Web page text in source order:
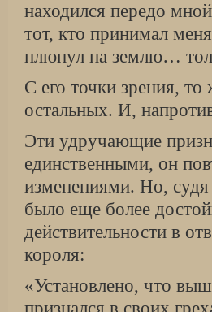
находился передо
тот, кто принимал
плюнул на землю…
С его точки зрения, то
остальных. И,
Эти удручающие
единственными, он
изменениями. Но, судя
было еще более
действительности в
короля:
«Установлено, что